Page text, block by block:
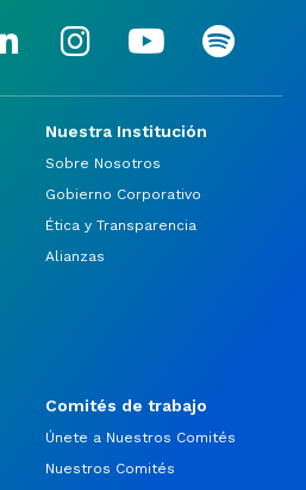
Nuestra Institución
Sobre Nosotros
Gobierno Corporativo
Ética y Transparencia
Alianzas
Comités de trabajo
Únete a Nuestros Comités
Nuestros Comités